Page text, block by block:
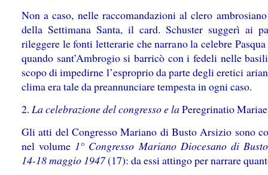
Non a caso, nelle raccomandazioni al clero
della Settimana Santa, il card. Schuster suggerì ai
rileggere le fonti letterarie che narrano la celebre
quando sant’Ambrogio si barricò con i fedeli nelle
scopo di impedirne l’esproprio da parte degli eretici
clima era tale da preannunciare tempesta in ogni caso.
2. La celebrazione del congresso e laPeregrinatio Mariae
Gli atti del Congresso Mariano di Busto Arsizio sono
nel volume 1° Congresso Mariano Diocesano di
14-18 maggio 1947(17): da essi attingo per narrare